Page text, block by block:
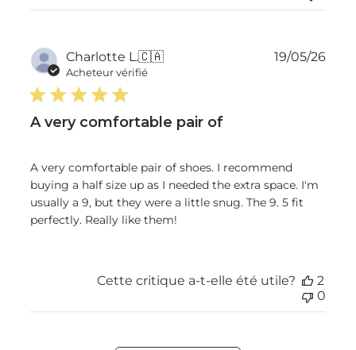
Charlotte L.🇨🇦
Acheteur vérifié
A very comfortable pair of
A very comfortable pair of shoes. I recommend
buying a half size up as I needed the extra space. I'm
usually a 9, but they were a little snug. The 9. 5 fit
perfectly. Really like them!
Date
19/05/26
Cette critique a-t-elle été utile?
2
0